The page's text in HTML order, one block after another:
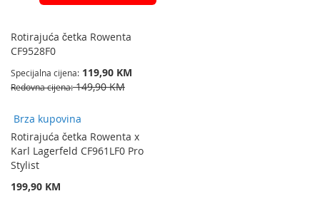
Rotirajuća četka Rowenta
CF9528F0
Specijalna cijena 119,90 KM
Redovna cijena 149,90 KM
Brza kupovina
Rotirajuća četka Rowenta x
Karl Lagerfeld CF961LF0 Pro
Stylist
199,90 KM